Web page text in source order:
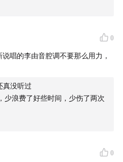
0
唱的李由音腔调不要那么用力，
真没听过
少浪费了好些时间，少伤了两次
0